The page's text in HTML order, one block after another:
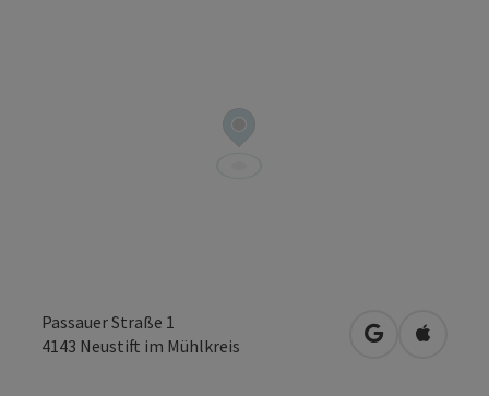
Passauer Straße 1
4143 Neustift im Mühlkreis in Google
in